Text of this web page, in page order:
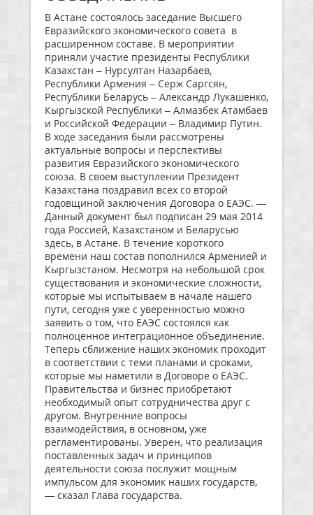
В Астане состоялось заседание Высшего
Евразийского экономического совета в
расширенном соcтаве. В мероприятии
приняли участие президенты Республики
Казахстан – Нурсултан Назарбаев,
Республики Армения – Серж Саргсян,
Республики Беларусь – Александр Лукашенко,
Кыргызской Республики – Алмазбек Атамбаев
и Российской Федерации – Владимир Путин.
В ходе заседания были рассмотрены
актуальные вопросы и перспективы
развития Евразийского экономического
союза. В своем выступлении Президент
Казахстана поздравил всех со второй
годовщиной заключения Договора о ЕАЭС. —
Данный документ был подписан 29 мая 2014
года Россией, Казахстаном и Беларусью
здесь, в Астане. В течение короткого
времени наш состав пополнился Арменией и
Кыргызстаном. Несмотря на небольшой срок
существования и экономические сложности,
которые мы испытываем в начале нашего
пути, сегодня уже с уверенностью можно
заявить о том, что ЕАЭС состоялся как
полноценное интеграционное объединение.
Теперь сближение наших экономик проходит
в соответствии с теми планами и сроками,
которые мы наметили в Договоре о ЕАЭС.
Правительства и бизнес приобретают
необходимый опыт сотрудничества друг с
другом. Внутренние вопросы
взаимодействия, в основном, уже
регламентированы. Уверен, что реализация
поставленных задач и принципов
деятельности союза послужит мощным
импульсом для экономик наших государств,
— сказал Глава государства.